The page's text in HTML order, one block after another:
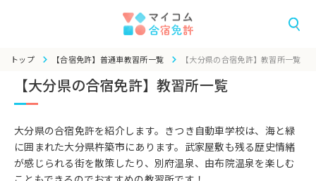
トップ 【合宿免許】普通車教習所一覧 【大分県の合宿免許】教習所一覧
【大分県の合宿免許】教習所一覧
大分県の合宿免許を紹介します。きつき自動車学校は、海と緑
に囲まれた大分県杵築市にあります。武家屋敷も残る歴史情緒
が感じられる街を散策したり、別府温泉、由布院温泉を楽しむ